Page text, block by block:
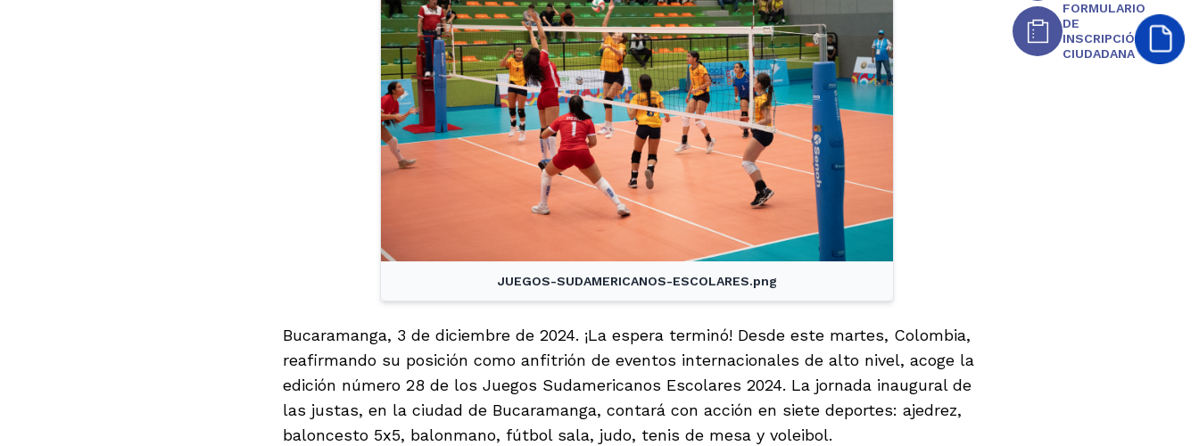
JUEGOS-SUDAMERICANOS-ESCOLARES.png
Bucaramanga, 3 de diciembre de 2024. ¡La espera terminó! Desde este martes, Colombia,
reafirmando su posición como anfitrión de eventos internacionales de alto nivel, acoge la
edición número 28 de los Juegos Sudamericanos Escolares 2024. La jornada inaugural de
las justas, en la ciudad de Bucaramanga, contará con acción en siete deportes: ajedrez,
baloncesto 5x5, balonmano, fútbol sala, judo, tenis de mesa y voleibol.
FORMULARIO
DE
INSCRIPCIÓN
CIUDADANA